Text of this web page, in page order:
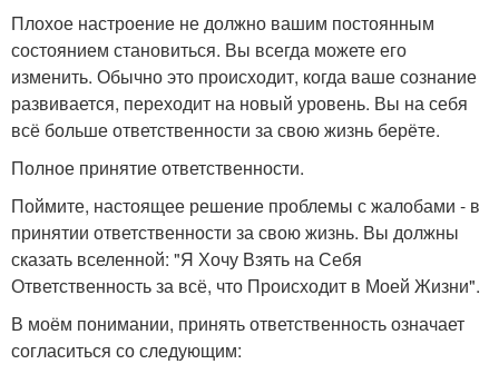
Плохое настроение не должно вашим постоянным
состоянием становиться. Вы всегда можете его
изменить. Обычно это происходит, когда ваше сознание
развивается, переходит на новый уровень. Вы на себя
всё больше ответственности за свою жизнь берёте.
Полное принятие ответственности.
Поймите, настоящее решение проблемы с жалобами - в
принятии ответственности за свою жизнь. Вы должны
сказать вселенной: "Я Хочу Взять на Себя
Ответственность за всё, что Происходит в Моей Жизни".
В моём понимании, принять ответственность означает
согласиться со следующим: